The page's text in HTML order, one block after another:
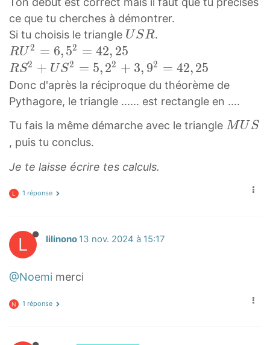
ce que tu cherches à démontrer.
Si tu choisis le triangle U
S
R
U
S
USR.
R
U
2
=
,
5
2
=
4
2
5
R
U
^
RU 2 = 6,52 = 42, 25
R
S
2
U
S
2
5
2
+
3
,
9
RS2 + US2 = 5,22 + 3, 92 = 42,25
Donc d'après la réciproque du théorème de
Pythagore, le triangle ...... est rectangle en ....
Tu fais la même démarche avec le triangle M
MU S
, puis tu conclus.
Je te laisse écrire tes calculs.
L 1 réponse
L lilinono 13 nov. 2024 à 15:17
@Noemi merci
N 1 réponse